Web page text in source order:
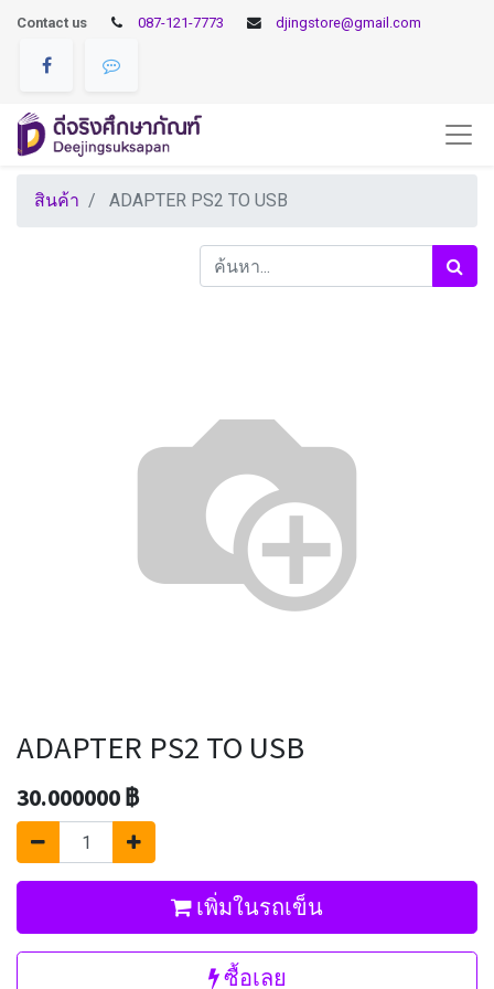
Contact us 087-121-7773 djingstore@gmail.com
สินค้า ADAPTER PS2 TO USB
ADAPTER PS2 TO USB
30.000000฿
เพิ่มในรถเข็น
ซื้อเลย